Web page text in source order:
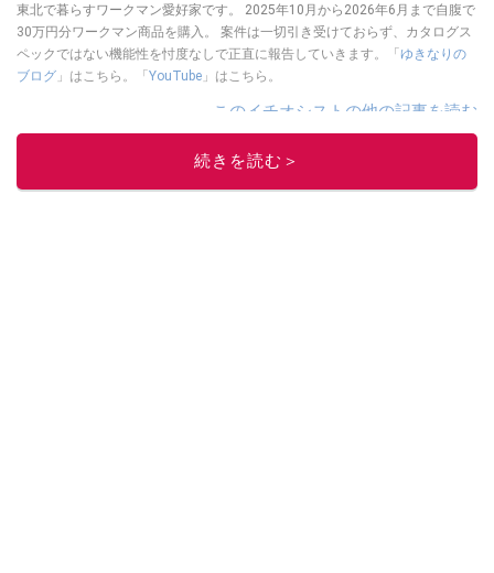
東北で暮らすワークマン愛好家です。 2025年10月から2026年6月まで自腹で
30万円分ワークマン商品を購入。 案件は一切引き受けておらず、カタログス
ペックではない機能性を忖度なしで正直に報告していきます。「 ゆきなりの
ブログ 」はこちら。「 YouTube 」はこちら。
このイチオシストの他の記事を読む
続きを読む＞